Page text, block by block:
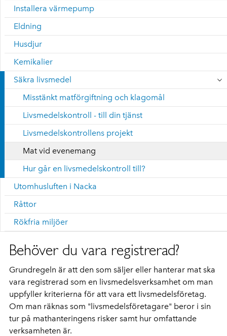
Installera värmepump
Eldning
Husdjur
Kemikalier
Säkra livsmedel
Misstänkt matförgiftning och klagomål
Livsmedelskontroll - till din tjänst
Livsmedelskontrollens projekt
Mat vid evenemang
Hur går en livsmedelskontroll till?
Utomhusluften i Nacka
Råttor
Rökfria miljöer
Behöver du vara registrerad?
Grundregeln är att den som säljer eller hanterar mat ska
vara registrerad som en livsmedelsverksamhet om man
uppfyller kriterierna för att vara ett livsmedelsföretag.
Om man räknas som "livsmedelsföretagare" beror i sin
tur på mathanteringens risker samt hur omfattande
verksamheten är.